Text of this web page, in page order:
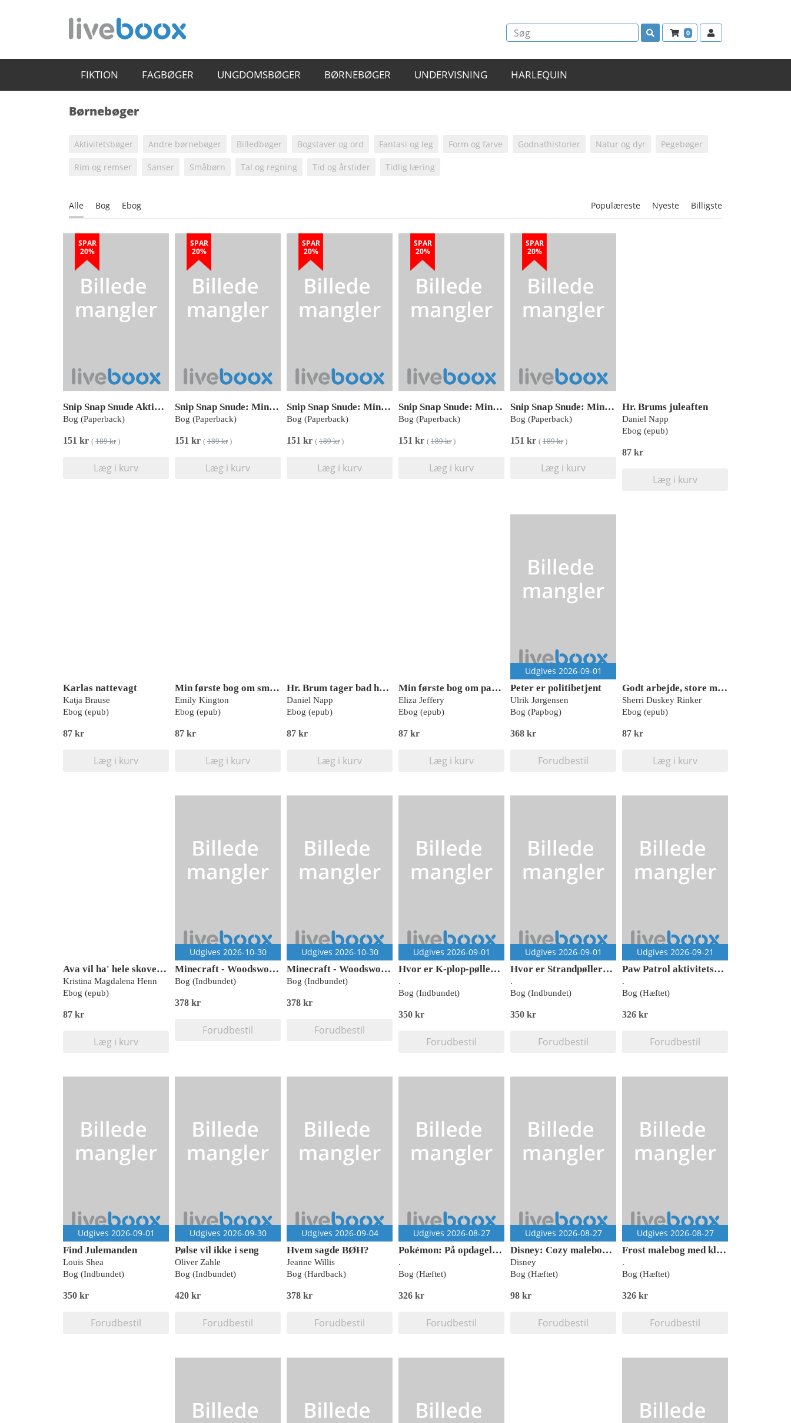
0
FIKTION FAGBØGER UNGDOMSBØGER BØRNEBØGER UNDERVISNING HARLEQUIN
Børnebøger
Aktivitetsbøger Andre børnebøger Billedbøger Bogstaver og ord Fantasi og leg Form og farve Godnathistorier Natur og dyr Pegebøger
Rim og remser Sanser Småbørn Tal og regning Tid og årstider Tidlig læring
Alle Bog Ebog Populæreste Nyeste Billigste
SPAR
20%
Snip Snap Snude Aktivitetsbog: Prik til Prik, KOLLI (pakke med 12 stk.)
Bog (Paperback)
151 kr ( 189 kr)
Læg i kurv
SPAR
20%
Snip Snap Snude: Mini-Farvelade Tog, KOLLI (pakke med 12 stk.)
Bog (Paperback)
151 kr ( 189 kr)
Læg i kurv
SPAR
20%
Snip Snap Snude: Mini-Farvelade Hund, KOLLI (pakke med 12 stk.)
Bog (Paperback)
151 kr ( 189 kr)
Læg i kurv
SPAR
20%
Snip Snap Snude: Mini-Farvelade Lagkage, KOLLI (pakke med 12 stk.)
Bog (Paperback)
151 kr ( 189 kr)
Læg i kurv
SPAR
20%
Snip Snap Snude: Mini-Farvelade Sommerfugl, KOLLI (pakke med 12 stk.)
Bog (Paperback)
151 kr ( 189 kr)
Læg i kurv
Hr. Brums juleaften
Daniel Napp
Ebog (epub)
87 kr
Læg i kurv
Karlas nattevagt
Katja Brause
Ebog (epub)
87 kr
Læg i kurv
Min første bog om småkravl
Emily Kington
Ebog (epub)
87 kr
Læg i kurv
Hr. Brum tager bad hver mandag
Daniel Napp
Ebog (epub)
87 kr
Læg i kurv
Min første bog om pattedyr
Eliza Jeffery
Ebog (epub)
87 kr
Læg i kurv
Udgives 2026-09-01
Peter er politibetjent
Ulrik Jørgensen
Bog (Papbog)
368 kr
Forudbestil
Godt arbejde, store maskiner!
Sherri Duskey Rinker
Ebog (epub)
87 kr
Læg i kurv
Ava vil ha' hele skoven for sig selv!
Kristina Magdalena Henn
Ebog (epub)
87 kr
Læg i kurv
Udgives 2026-10-30
Minecraft - Woodsword - På eventyr i spillet 4
Bog (Indbundet)
378 kr
Forudbestil
Udgives 2026-10-30
Minecraft - Woodsword - På eventyr i spillet 3
Bog (Indbundet)
378 kr
Forudbestil
Udgives 2026-09-01
Hvor er K-plop-pøllerne?
.
Bog (Indbundet)
350 kr
Forudbestil
Udgives 2026-09-01
Hvor er Strandpøllerne?
.
Bog (Indbundet)
350 kr
Forudbestil
Udgives 2026-09-21
Paw Patrol aktivitetsbog med klistermærker (kolli 6)
.
Bog (Hæftet)
326 kr
Forudbestil
Udgives 2026-09-01
Find Julemanden
Louis Shea
Bog (Indbundet)
350 kr
Forudbestil
Udgives 2026-09-30
Pølse vil ikke i seng
Oliver Zahle
Bog (Indbundet)
420 kr
Forudbestil
Udgives 2026-09-04
Hvem sagde BØH?
Jeanne Willis
Bog (Hardback)
378 kr
Forudbestil
Udgives 2026-08-27
Pokémon: På opdagelse - En eventyrlig malebog (kolli 6)
.
Bog (Hæftet)
326 kr
Forudbestil
Udgives 2026-08-27
Disney: Cozy malebog - Dyrevenner
Disney
Bog (Hæftet)
98 kr
Forudbestil
Udgives 2026-08-27
Frost malebog med klistermærker (kolli 6)
.
Bog (Hæftet)
326 kr
Forudbestil